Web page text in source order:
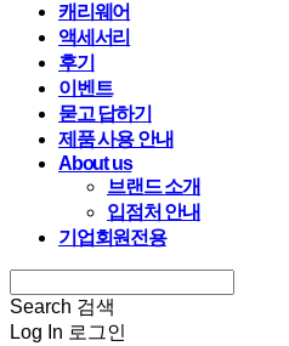
캐리웨어
액세서리
후기
이벤트
묻고 답하기
제품 사용 안내
About us
브랜드 소개
입점처 안내
기업회원전용
Search 검색
Log In 로그인